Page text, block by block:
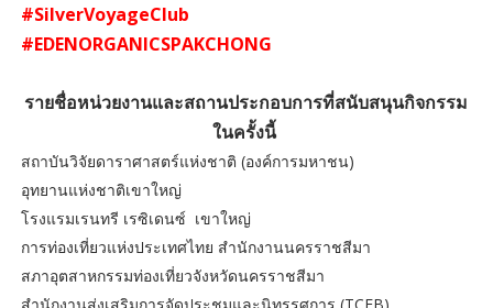
#SilverVoyageClub
#EDENORGANICSPAKCHONG
รายชื่อหน่วยงานและสถานประกอบการที่สนับสนุนกิจกรรม
ในครั้งนี้
สถาบันวิจัยดาราศาสตร์แห่งชาติ (องค์การมหาชน)
อุทยานแห่งชาติเขาใหญ่
โรงแรมเรนทรี เรซิเดนซ์ เขาใหญ่
การท่องเที่ยวแห่งประเทศไทย สำนักงานนครราชสีมา
สภาอุตสาหกรรมท่องเที่ยวจังหวัดนครราชสีมา
สำนักงานส่งเสริมการจัดประชุมและนิทรรศการ (TCEB)